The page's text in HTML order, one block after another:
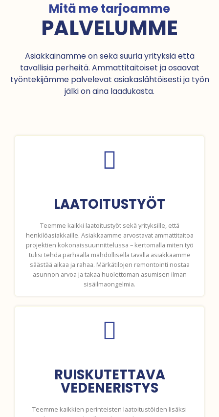
Mitä me tarjoamme
PALVELUMME
Asiakkainamme on sekä suuria yrityksiä että
tavallisia perheitä. Ammattitaitoiset ja osaavat
työntekijämme palvelevat asiakaslähtöisesti ja työn
jälki on aina laadukasta.
LAATOITUSTYÖT
Teemme kaikki laatoitustyöt sekä yrityksille, että
henkilöasiakkaille. Asiakkaamme arvostavat ammattitaitoa
projektien kokonaissuunnittelussa – kertomalla miten työ
tulisi tehdä parhaalla mahdollisella tavalla asiakkaamme
säästää aikaa ja rahaa. Märkätilojen remontointi nostaa
asunnon arvoa ja takaa huolettoman asumisen ilman
sisäilmaongelmia.
RUISKUTETTAVA
VEDENERISTYS
Teemme kaikkien perinteisten laatoitustöiden lisäksi